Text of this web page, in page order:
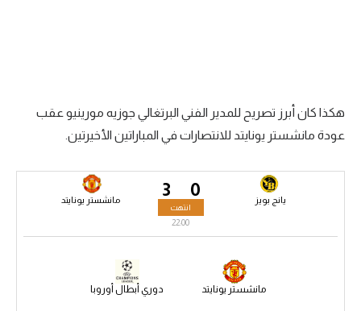
منتخب مصر
سعودي في الجول
الدوري الإنجليزي
الدوري الإسباني
هكذا كان أبرز تصريح للمدير الفني البرتغالي جوزيه مورينيو عقب
عودة مانشستر يونايتد للانتصارات في المباراتين الأخيرتين.
0 يانج بويز 3 مانشستر يونايتد
انتهت
22:00
مانشستر يونايتد دوري أبطال أوروبا